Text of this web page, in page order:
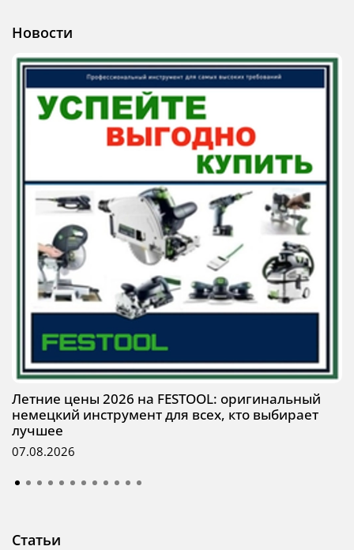
Новости
Летние цены 2026 на FESTOOL: оригинальный
немецкий инструмент для всех, кто выбирает
лучшее
07.08.2026
Статьи